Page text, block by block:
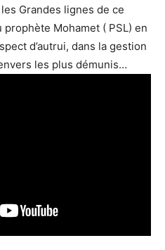
Grandes lignes de ce
Mohamet ( PSL) en
d’autrui, dans la gestion
les plus démunis…